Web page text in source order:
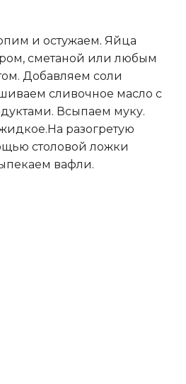
и остужаем. Яйца
сметаной или любым
Добавляем соли
сливочное масло с
Всыпаем муку.
разогретую
столовой ложки
вафли.